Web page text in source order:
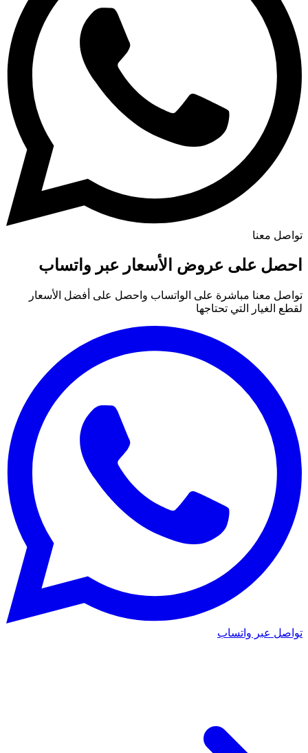
تواصل معنا
احصل على عروض الأسعار عبر واتساب
تواصل معنا مباشرة على الواتساب واحصل على أفضل الأسعار
لقطع الغيار التي تحتاجها
تواصل عبر واتساب